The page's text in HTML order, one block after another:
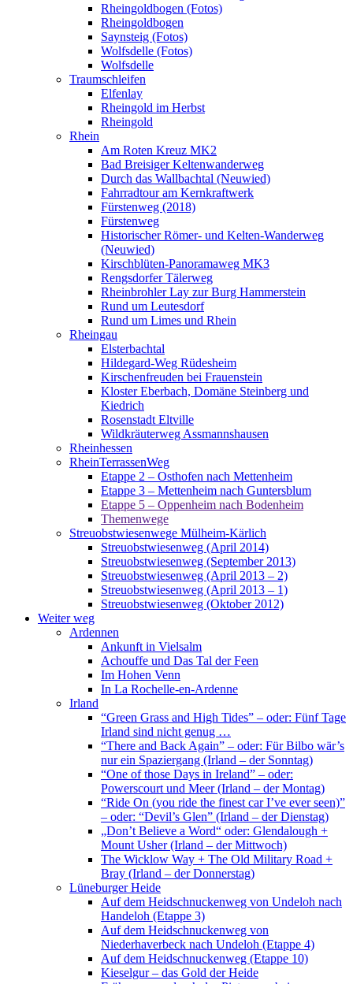
Rheingoldbogen (Fotos)
Rheingoldbogen
Saynsteig (Fotos)
Wolfsdelle (Fotos)
Wolfsdelle
Traumschleifen
Elfenlay
Rheingold im Herbst
Rheingold
Rhein
Am Roten Kreuz MK2
Bad Breisiger Keltenwanderweg
Durch das Wallbachtal (Neuwied)
Fahrradtour am Kernkraftwerk
Fürstenweg (2018)
Fürstenweg
Historischer Römer- und Kelten-Wanderweg
(Neuwied)
Kirschblüten-Panoramaweg MK3
Rengsdorfer Tälerweg
Rheinbrohler Lay zur Burg Hammerstein
Rund um Leutesdorf
Rund um Limes und Rhein
Rheingau
Elsterbachtal
Hildegard-Weg Rüdesheim
Kirschenfreuden bei Frauenstein
Kloster Eberbach, Domäne Steinberg und
Kiedrich
Rosenstadt Eltville
Wildkräuterweg Assmannshausen
Rheinhessen
RheinTerrassenWeg
Etappe 2 – Osthofen nach Mettenheim
Etappe 3 – Mettenheim nach Guntersblum
Etappe 5 – Oppenheim nach Bodenheim
Themenwege
Streuobstwiesenwege Mülheim-Kärlich
Streuobstwiesenweg (April 2014)
Streuobstwiesenweg (September 2013)
Streuobstwiesenweg (April 2013 – 2)
Streuobstwiesenweg (April 2013 – 1)
Streuobstwiesenweg (Oktober 2012)
Weiter weg
Ardennen
Ankunft in Vielsalm
Achouffe und Das Tal der Feen
Im Hohen Venn
In La Rochelle-en-Ardenne
Irland
“Green Grass and High Tides” – oder: Fünf Tage
Irland sind nicht genug …
“There and Back Again” – oder: Für Bilbo wär’s
nur ein Spaziergang (Irland – der Sonntag)
“One of those Days in Ireland” – oder:
Powerscourt und Meer (Irland – der Montag)
“Ride On (you ride the finest car I’ve ever seen)”
– oder: “Devil’s Glen” (Irland – der Dienstag)
„Don’t Believe a Word“ oder: Glendalough +
Mount Usher (Irland – der Mittwoch)
The Wicklow Way + The Old Military Road +
Bray (Irland – der Donnerstag)
Lüneburger Heide
Auf dem Heidschnuckenweg von Undeloh nach
Handeloh (Etappe 3)
Auf dem Heidschnuckenweg von
Niederhaverbeck nach Undeloh (Etappe 4)
Auf dem Heidschnuckenweg (Etappe 10)
Kieselgur – das Gold der Heide